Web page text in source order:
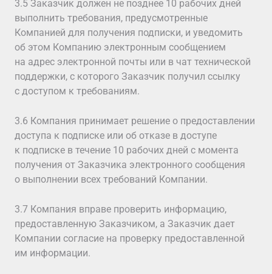
3.5 Заказчик должен не позднее 10 рабочих дней
выполнить требования, предусмотренные
Компанией для получения подписки, и уведомить
об этом Компанию электронным сообщением
на адрес электронной почты или в чат технической
поддержки, с которого Заказчик получил ссылку
с доступом к требованиям.
3.6 Компания принимает решение о предоставлении
доступа к подписке или об отказе в доступе
к подписке в течение 10 рабочих дней с момента
получения от Заказчика электронного сообщения
о выполнении всех требований Компании.
3.7 Компания вправе проверить информацию,
предоставленную Заказчиком, а Заказчик дает
Компании согласие на проверку предоставленной
им информации.